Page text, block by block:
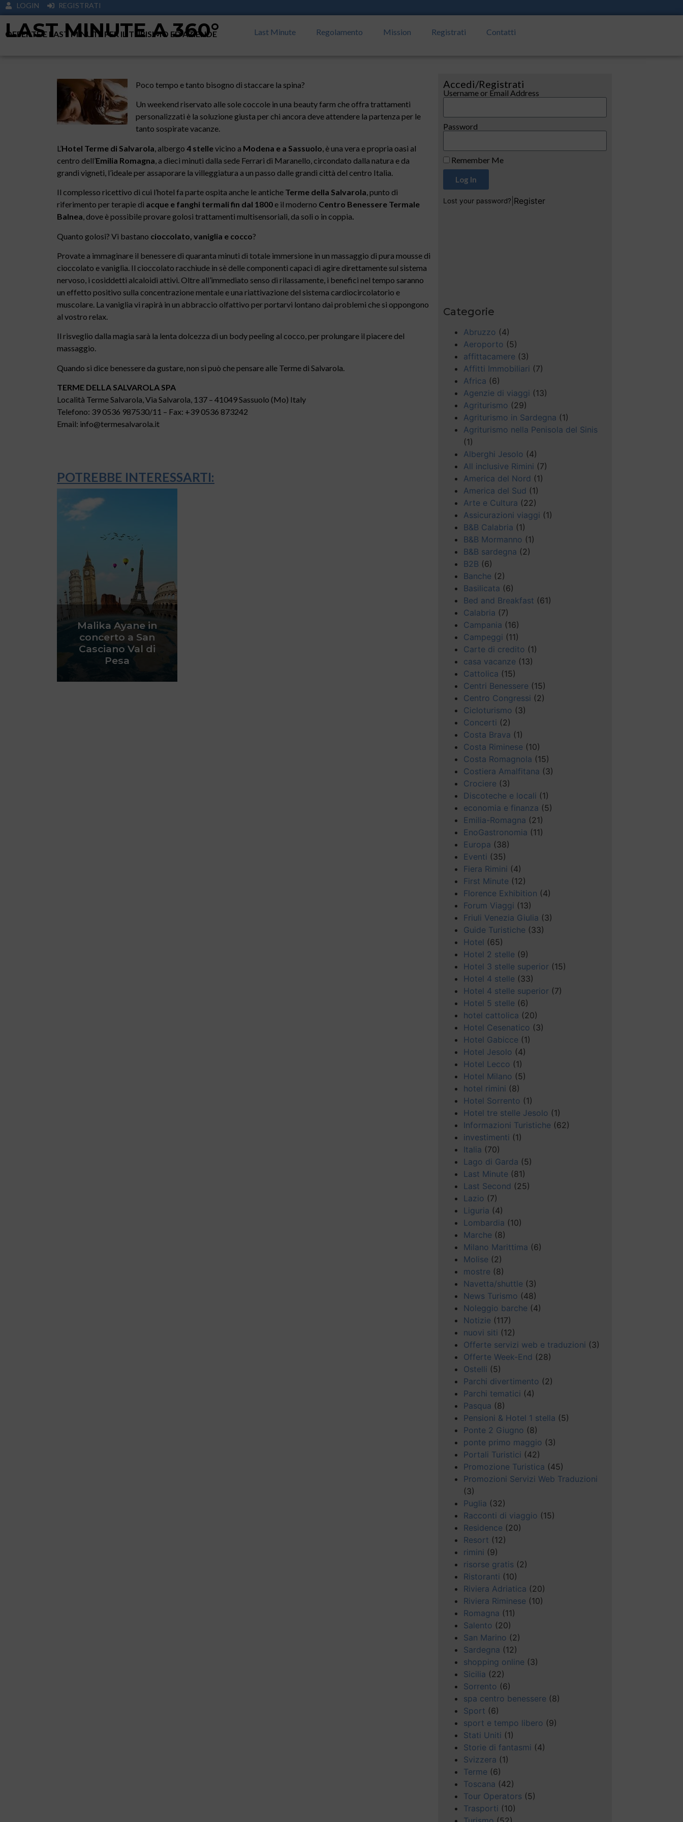
LOGIN REGISTRATI
LAST MINUTE A 360°
OFFERTE E LAST MINUTE PER IL TURISIMO ED AZIENDE Last Minute Regolamento Mission Registrati Contatti
Poco tempo e tanto bisogno di staccare la spina?
Un weekend riservato alle sole coccole in una beauty farm che offra trattamenti
personalizzati è la soluzione giusta per chi ancora deve attendere la partenza per le
tanto sospirate vacanze.
L’Hotel Terme di Salvarola , albergo 4 stellevicino a Modena e a Sassuolo , è una vera e propria oasi al
centro dell’Emilia Romagna , a dieci minuti dalla sede Ferrari di Maranello, circondato dalla natura e da
grandi vigneti, l’ideale per assaporare la villeggiatura a un passo dalle grandi città del centro Italia.
Il complesso ricettivo di cui l’hotel fa parte ospita anche le antiche Terme della Salvarola, punto di
riferimento per terapie di acque e fanghi termali fin dal 1800 e il moderno Centro Benessere Termale
Balnea, dove è possibile provare golosi trattamenti multisensoriali, da soli o in coppia.
Quanto golosi? Vi bastano cioccolato, vaniglia e cocco?
Provate a immaginare il benessere di quaranta minuti di totale immersione in un massaggio di pura mousse di
cioccolato e vaniglia. Il cioccolato racchiude in sè delle componenti capaci di agire direttamente sul sistema
nervoso, i cosiddetti alcaloidi attivi. Oltre all’immediato senso di rilassamente, i benefici nel tempo saranno
un effetto positivo sulla concentrazione mentale e una riattivazione del sistema cardiocircolatorio e
muscolare. La vaniglia vi rapirà in un abbraccio olfattivo per portarvi lontano dai problemi che si oppongono
al vostro relax.
Il risveglio dalla magia sarà la lenta dolcezza di un body peeling al cocco, per prolungare il piacere del
massaggio.
Quando si dice benessere da gustare, non si può che pensare alle Terme di Salvarola.
TERME DELLA SALVAROLA SPA
Località Terme Salvarola, Via Salvarola, 137 – 41049 Sassuolo (Mo) Italy
Telefono: 39 0536 987530/11 – Fax: +39 0536 873242
Email: info@termesalvarola.it
POTREBBE INTERESSARTI:
Malika Ayane in
concerto a San
Casciano Val di
Pesa
Accedi/Registrati
Username or Email Address
Password
Remember Me
Log In
Lost your password? Register
Categorie
Abruzzo (4)
Aeroporto (5)
affittacamere (3)
Affitti Immobiliari (7)
Africa (6)
Agenzie di viaggi (13)
Agriturismo (29)
Agriturismo in Sardegna (1)
Agriturismo nella Penisola del Sinis
(1)
Alberghi Jesolo (4)
All inclusive Rimini (7)
America del Nord (1)
America del Sud (1)
Arte e Cultura (22)
Assicurazioni viaggi (1)
B&B Calabria (1)
B&B Mormanno (1)
B&B sardegna (2)
B2B (6)
Banche (2)
Basilicata (6)
Bed and Breakfast (61)
Calabria (7)
Campania (16)
Campeggi (11)
Carte di credito (1)
casa vacanze (13)
Cattolica (15)
Centri Benessere (15)
Centro Congressi (2)
Cicloturismo (3)
Concerti (2)
Costa Brava (1)
Costa Riminese (10)
Costa Romagnola (15)
Costiera Amalfitana (3)
Crociere (3)
Discoteche e locali (1)
economia e finanza (5)
Emilia-Romagna (21)
EnoGastronomia (11)
Europa (38)
Eventi (35)
Fiera Rimini (4)
First Minute (12)
Florence Exhibition (4)
Forum Viaggi (13)
Friuli Venezia Giulia (3)
Guide Turistiche (33)
Hotel (65)
Hotel 2 stelle (9)
Hotel 3 stelle superior (15)
Hotel 4 stelle (33)
Hotel 4 stelle superior (7)
Hotel 5 stelle (6)
hotel cattolica (20)
Hotel Cesenatico (3)
Hotel Gabicce (1)
Hotel Jesolo (4)
Hotel Lecco (1)
Hotel Milano (5)
hotel rimini (8)
Hotel Sorrento (1)
Hotel tre stelle Jesolo (1)
Informazioni Turistiche (62)
investimenti (1)
Italia (70)
Lago di Garda (5)
Last Minute (81)
Last Second (25)
Lazio (7)
Liguria (4)
Lombardia (10)
Marche (8)
Milano Marittima (6)
Molise (2)
mostre (8)
Navetta/shuttle (3)
News Turismo (48)
Noleggio barche (4)
Notizie (117)
nuovi siti (12)
Offerte servizi web e traduzioni (3)
Offerte Week-End (28)
Ostelli (5)
Parchi divertimento (2)
Parchi tematici (4)
Pasqua (8)
Pensioni & Hotel 1 stella (5)
Ponte 2 Giugno (8)
ponte primo maggio (3)
Portali Turistici (42)
Promozione Turistica (45)
Promozioni Servizi Web Traduzioni
(3)
Puglia (32)
Racconti di viaggio (15)
Residence (20)
Resort (12)
rimini (9)
risorse gratis (2)
Ristoranti (10)
Riviera Adriatica (20)
Riviera Riminese (10)
Romagna (11)
Salento (20)
San Marino (2)
Sardegna (12)
shopping online (3)
Sicilia (22)
Sorrento (6)
spa centro benessere (8)
Sport (6)
sport e tempo libero (9)
Stati Uniti (1)
Storie di fantasmi (4)
Svizzera (1)
Terme (6)
Toscana (42)
Tour Operators (5)
Trasporti (10)